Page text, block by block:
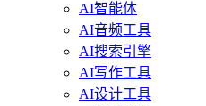
AI智能体
AI音频工具
AI搜索引擎
AI写作工具
AI设计工具